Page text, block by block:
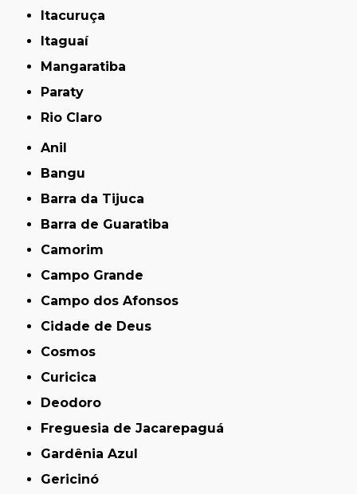
Itacuruça
Itaguaí
Mangaratiba
Paraty
Rio Claro
Anil
Bangu
Barra da Tijuca
Barra de Guaratiba
Camorim
Campo Grande
Campo dos Afonsos
Cidade de Deus
Cosmos
Curicica
Deodoro
Freguesia de Jacarepaguá
Gardênia Azul
Gericinó